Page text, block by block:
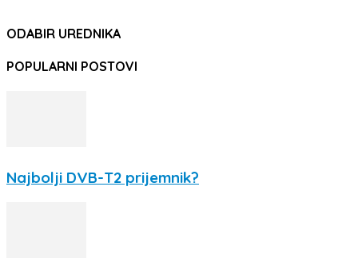
ODABIR UREDNIKA
POPULARNI POSTOVI
Najbolji DVB-T2 prijemnik?